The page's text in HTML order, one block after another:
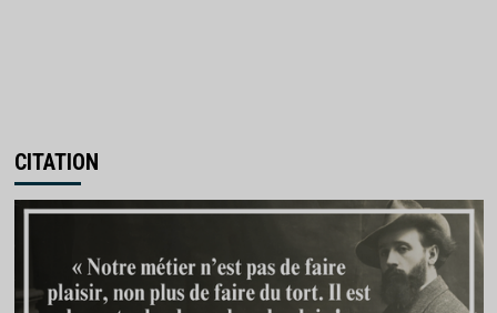
CITATION